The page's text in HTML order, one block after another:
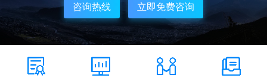
咨询热线 立即免费咨询